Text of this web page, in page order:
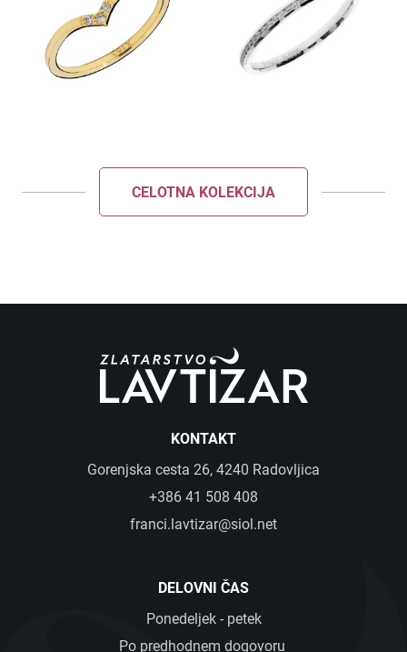
CELOTNA KOLEKCIJA
KONTAKT
Gorenjska cesta 26, 4240 Radovljica
+386 41 508 408
franci.lavtizar@siol.net
DELOVNI ČAS
Ponedeljek - petek
Po predhodnem dogovoru